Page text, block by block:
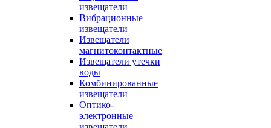
извещатели
Вибрационные
извещатели
Извещатели
магнитоконтактные
Извещатели утечки
воды
Комбинированные
извещатели
Оптико-
электронные